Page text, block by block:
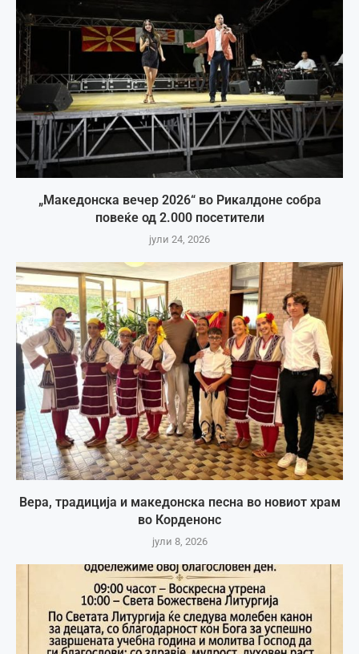
„Македонска вечер 2026“ во Рикалдоне собра
повеќе од 2.000 посетители
јули 24, 2026
Вера, традиција и македонска песна во новиот храм
во Корденонс
јули 8, 2026